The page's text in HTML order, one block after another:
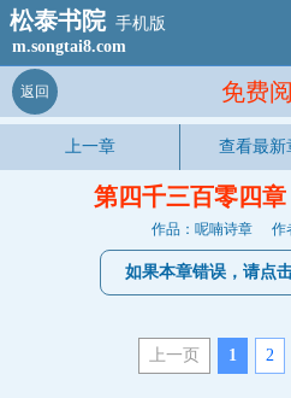
松泰书院 手机版
m.songtai8.com
免费
返回
上一章 查看最新
第四千三百零四
作品：呢喃诗章 作
如果本章错误，请点
上一页 1 2